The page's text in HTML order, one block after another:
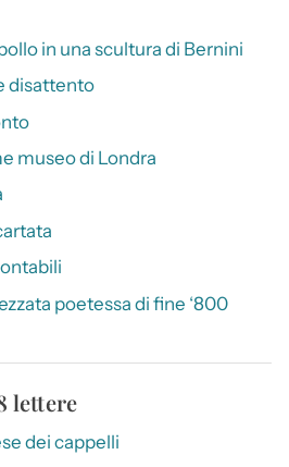
in una scultura di Bernini
disattento
museo di Londra
poetessa di fine ‘800
lettere
dei cappelli